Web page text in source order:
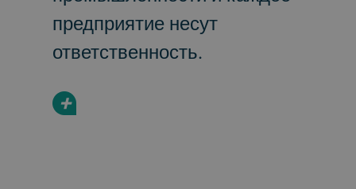
предприятие несут
ответственность.
+